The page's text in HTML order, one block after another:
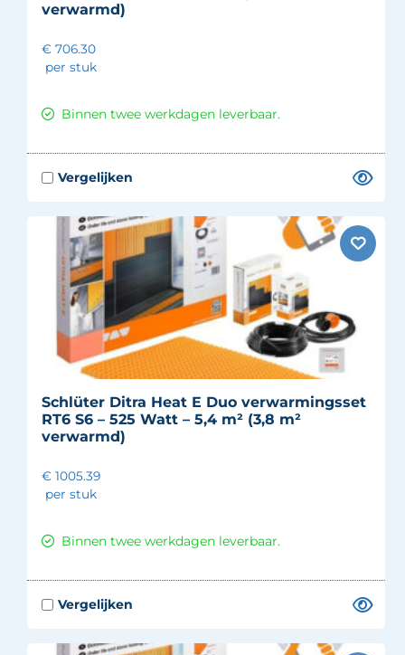
verwarmd)
€ 706.30
per stuk
Binnen twee werkdagen leverbaar.
Schlüter Ditra Heat E Duo verwarmingsset
RT6 S6 – 525 Watt – 5,4 m² (3,8 m²
verwarmd)
€ 1005.39
per stuk
Binnen twee werkdagen leverbaar.